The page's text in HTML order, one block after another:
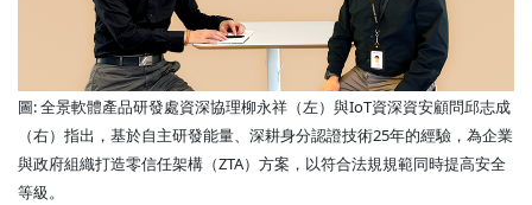
圖: 全景軟體產品研發處資深協理柳永祥（左）與IoT資深資安顧問邱志成
（右）指出，基於自主研發能量、深耕身分認證技術25年的經驗，為企業
與政府組織打造零信任架構（ZTA）方案，以符合法規規範同時提高安全
等級。